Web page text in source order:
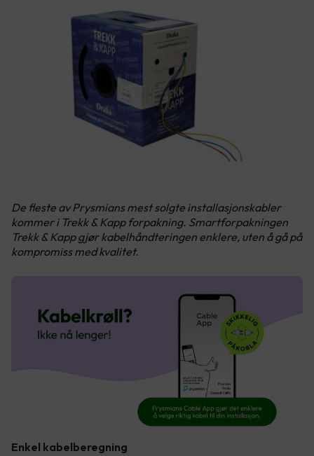
De fleste av Prysmians mest solgte installasjonskabler
kommer i Trekk & Kapp forpakning. Smartforpakningen
Trekk & Kapp gjør kabelhåndteringen enklere, uten å gå på
kompromiss med kvalitet.
Enkel kabelberegning